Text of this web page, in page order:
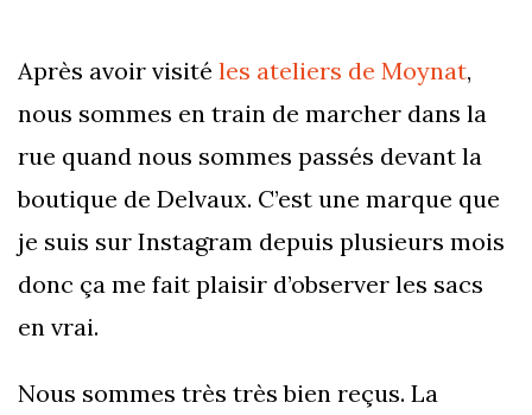
Après avoir visité les ateliers de Moynat,
nous sommes en train de marcher dans la
rue quand nous sommes passés devant la
boutique de Delvaux. C’est une marque que
je suis sur Instagram depuis plusieurs mois
donc ça me fait plaisir d’observer les sacs
en vrai.
Nous sommes très très bien reçus. La